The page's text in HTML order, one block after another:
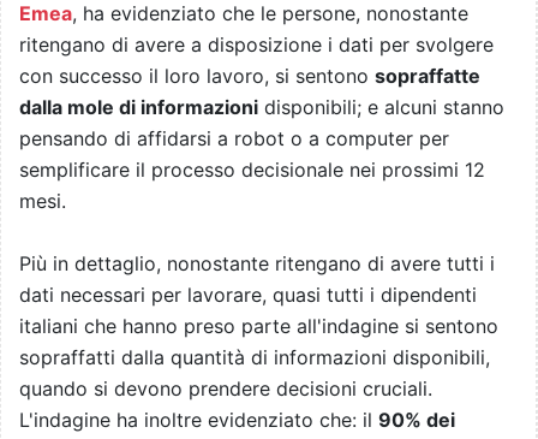
Emea, ha evidenziato che le persone, nonostante
ritengano di avere a disposizione i dati per svolgere
con successo il loro lavoro, si sentono sopraffatte
dalla mole di informazioni disponibili; e alcuni stanno
pensando di affidarsi a robot o a computer per
semplificare il processo decisionale nei prossimi 12
mesi.
Più in dettaglio, nonostante ritengano di avere tutti i
dati necessari per lavorare, quasi tutti i dipendenti
italiani che hanno preso parte all'indagine si sentono
sopraffatti dalla quantità di informazioni disponibili,
quando si devono prendere decisioni cruciali.
L'indagine ha inoltre evidenziato che: il 90% dei